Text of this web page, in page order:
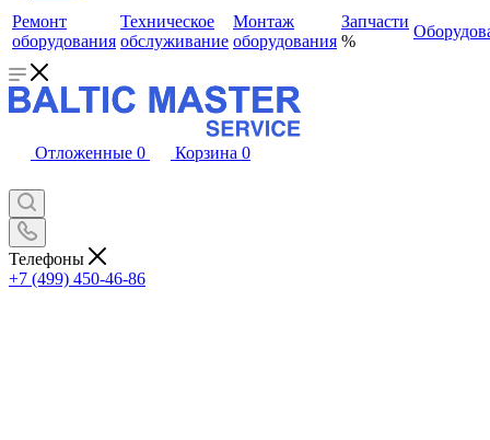
Ремонт
оборудования
Техническое
обслуживание
Монтаж
оборудования
Запчасти
%
Отложенные 0 Корзина 0
Телефоны
+7 (499) 450-46-86